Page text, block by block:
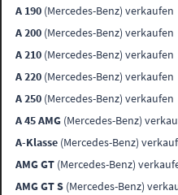
A 190 (Mercedes-Benz) verkaufen
A 200 (Mercedes-Benz) verkaufen
A 210 (Mercedes-Benz) verkaufen
A 220 (Mercedes-Benz) verkaufen
A 250 (Mercedes-Benz) verkaufen
A 45 AMG (Mercedes-Benz)
A-Klasse (Mercedes-Benz)
AMG GT (Mercedes-Benz)
AMG GT S (Mercedes-Benz)